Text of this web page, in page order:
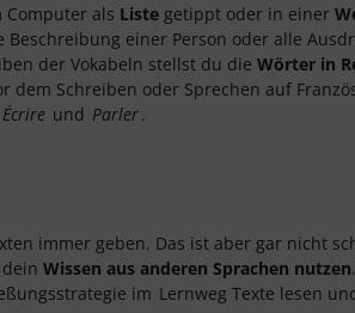
als Liste getippt oder in einer
einer Person oder alle
der Vokabeln stellst du die Wörter in
Schreiben oder Sprechen auf
Écrire und Parler.
immer geben. Das ist aber gar nicht
Wissen aus anderen Sprachen nutzen
im Lernweg Texte lesen